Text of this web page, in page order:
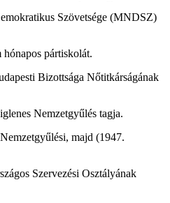
Szövetsége (MNDSZ)
pártiskolát.
Bizottsága Nőtitkárságának
Nemzetgyűlés tagja.
majd (1947.
Szervezési Osztályának